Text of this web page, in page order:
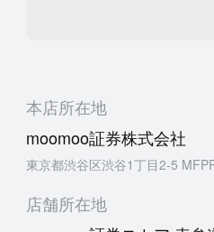
本店所在地
moomoo証券株式会社
東京都渋谷区渋谷1丁目2-5
店舗所在地